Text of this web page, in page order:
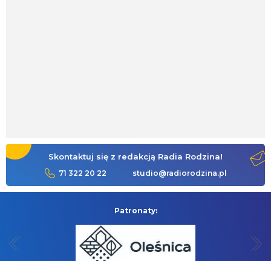
Skontaktuj się z redakcją Radia Rodzina!
71 322 20 22 studio@radiorodzina.pl
Patronaty: